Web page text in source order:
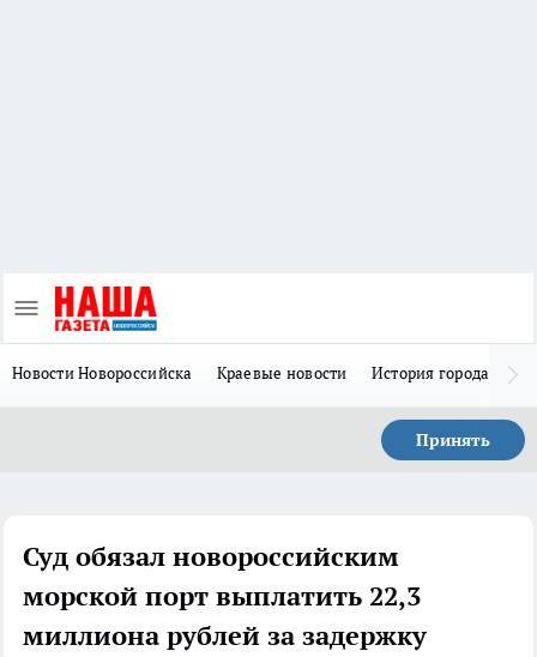
Новости Новороссийска Краевые новости История города Н
Принять
Суд обязал новороссийским
морской порт выплатить 22,3
миллиона рублей за задержку